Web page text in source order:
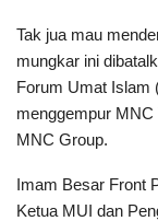
Tak jua mau
mungkar ini
Forum Umat Islam
menggempur MNC
MNC Group.
Imam Besar Front
Ketua MUI dan